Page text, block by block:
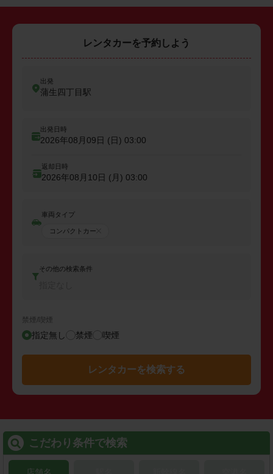
レンタカーを予約しよう
出発
蒲生四丁目駅
出発日時
2026年08月09日 (日) 03:00
返却日時
2026年08月10日 (月) 03:00
車両タイプ
コンパクトカー
その他の検索条件
禁煙/喫煙
指定無し 禁煙 喫煙
レンタカーを検索する
こだわり条件で検索
店舗名